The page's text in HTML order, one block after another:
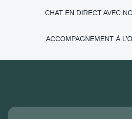
CHAT EN DIRECT AVEC
ACCOMPAGNEMENT À